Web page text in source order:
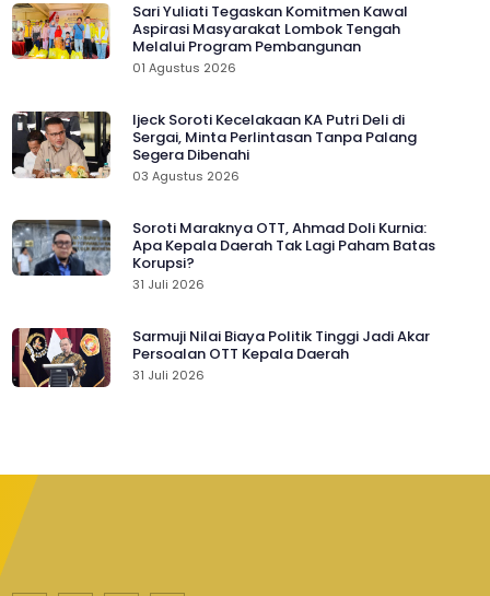
Sari Yuliati Tegaskan Komitmen Kawal
Aspirasi Masyarakat Lombok Tengah
Melalui Program Pembangunan
01 Agustus 2026
Ijeck Soroti Kecelakaan KA Putri Deli di
Sergai, Minta Perlintasan Tanpa Palang
Segera Dibenahi
03 Agustus 2026
Soroti Maraknya OTT, Ahmad Doli Kurnia:
Apa Kepala Daerah Tak Lagi Paham Batas
Korupsi?
31 Juli 2026
Sarmuji Nilai Biaya Politik Tinggi Jadi Akar
Persoalan OTT Kepala Daerah
31 Juli 2026